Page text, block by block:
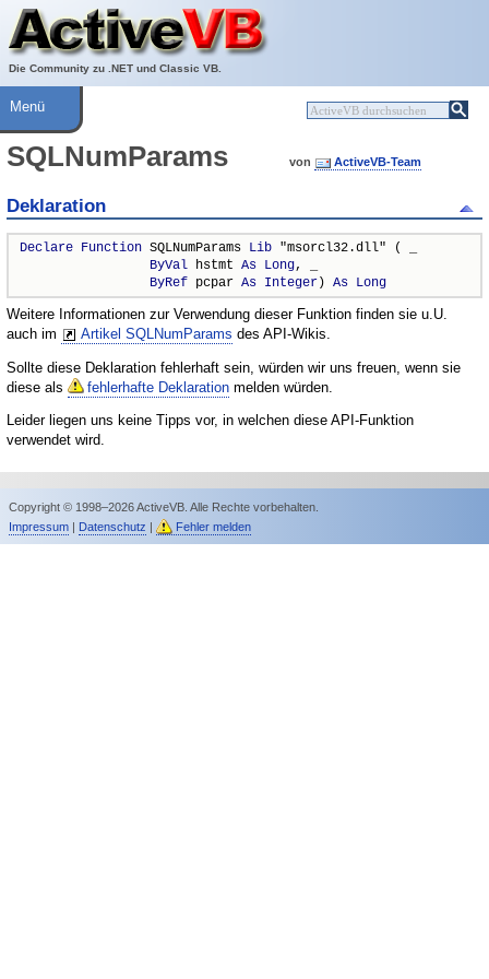
Die Community zu .NET und Classic VB.
Über ActiveVB
Hilfe
Menü
SQLNumParams von ActiveVB-Team
Deklaration
Declare Function SQLNumParams Lib "msorcl32.dll" ( _
ByVal hstmt As Long, _
ByRef pcpar As Integer) As Long
Weitere Informationen zur Verwendung dieser Funktion finden sie u.U.
auch im
Artikel SQLNumParams des API-Wikis.
Sollte diese Deklaration fehlerhaft sein, würden wir uns freuen, wenn sie
diese als
fehlerhafte Deklaration melden würden.
Leider liegen uns keine Tipps vor, in welchen diese API-Funktion
verwendet wird.
Copyright © 1998–2026 ActiveVB. Alle Rechte vorbehalten.
Impressum| Datenschutz | Fehler melden